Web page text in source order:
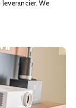
We